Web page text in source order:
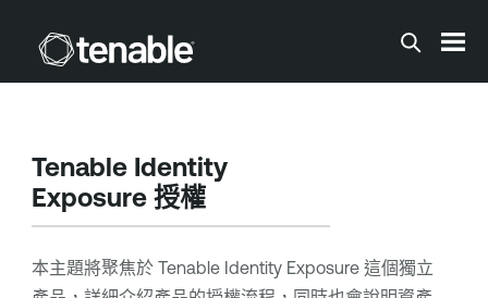
Tenable Identity
Exposure授權
本主題將聚焦於 Tenable Identity Exposure這個獨立